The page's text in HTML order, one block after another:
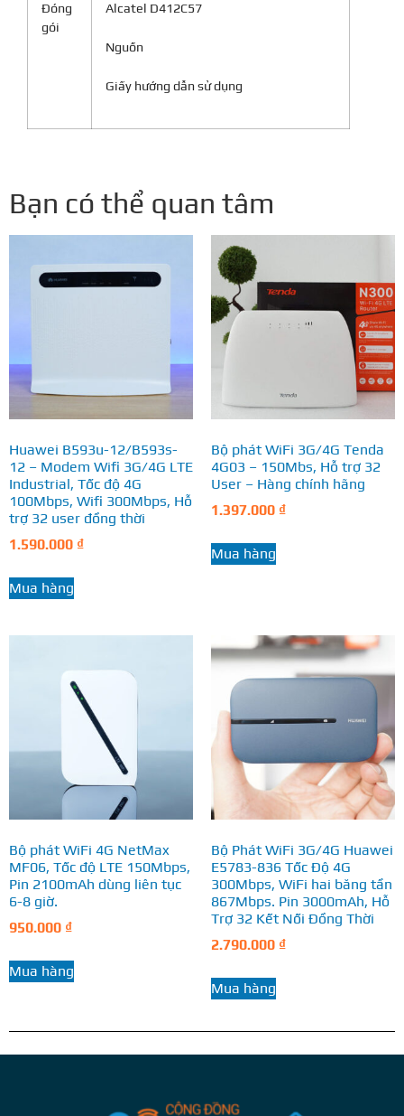
Đóng
gói
Alcatel D412C57
Nguồn
Giấy hướng dẫn sử dụng
Bạn có thể quan tâm
Huawei B593u-12/B593s-
12 – Modem Wifi 3G/4G LTE
Industrial, Tốc độ 4G
100Mbps, Wifi 300Mbps, Hỗ
trợ 32 user đồng thời
1.590.000 ₫
Mua hàng
Bộ phát WiFi 3G/4G Tenda
4G03 – 150Mbs, Hỗ trợ 32
User – Hàng chính hãng
1.397.000 ₫
Mua hàng
Bộ phát WiFi 4G NetMax
MF06, Tốc độ LTE 150Mbps,
Pin 2100mAh dùng liên tục
6-8 giờ.
950.000 ₫
Mua hàng
Bộ Phát WiFi 3G/4G Huawei
E5783-836 Tốc Độ 4G
300Mbps, WiFi hai băng tần
867Mbps. Pin 3000mAh, Hỗ
Trợ 32 Kết Nối Đồng Thời
2.790.000 ₫
Mua hàng